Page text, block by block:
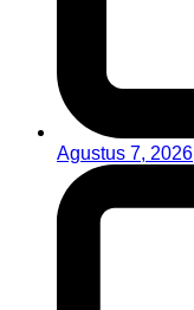
Agustus 7, 2026